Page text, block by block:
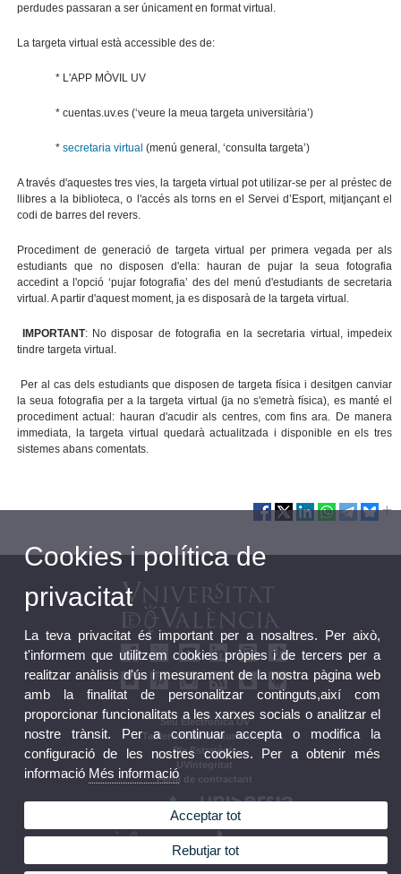
perdudes passaran a ser únicament en format virtual.
La targeta virtual està accessible des de:
* L'APP MÒVIL UV
* cuentas.uv.es (‘veure la meua targeta universitària’)
*secretaria virtual (menú general, ‘consulta targeta’)
A través d'aquestes tres vies, la targeta virtual pot utilizar-se per al préstec de
llibres a la biblioteca, o l'accés als torns en el Servei d’Esport, mitjançant el
codi de barres del revers.
Procediment de generació de targeta virtual per primera vegada per als
estudiants que no disposen d'ella: hauran de pujar la seua fotografia
accedint a l'opció ‘pujar fotografia’ des del menú d'estudiants de secretaria
virtual. A partir d'aquest moment, ja es disposarà de la targeta virtual.
IMPORTANT: No disposar de fotografia en la secretaria virtual, impedeix
tindre targeta virtual.
Per al cas dels estudiants que disposen de targeta física i desitgen canviar
la seua fotografia per a la targeta virtual (ja no s'emetrà física), es manté el
procediment actual: hauran d'acudir als centres, com fins ara. De manera
immediata, la targeta virtual quedarà actualitzada i disponible en els tres
sistemes abans comentats.
Seu Electrònica UV
Tauler oficial d'anuncis UV
Pla Estratègic
UVintegritat
Perfil de contractant
Cookies i política de
privacitat
La teva privacitat és important per a nosaltres. Per això,
t'informem que utilitzem cookies pròpies i de tercers per a
realitzar anàlisis d'ús i mesurament de la nostra pàgina web
amb la finalitat de personalitzar continguts,així com
proporcionar funcionalitats a les xarxes socials o analitzar el
nostre trànsit. Per a continuar accepta o modifica la
configuració de les nostres cookies. Per a obtenir més
informació Més informació
Acceptar tot
Rebutjar tot